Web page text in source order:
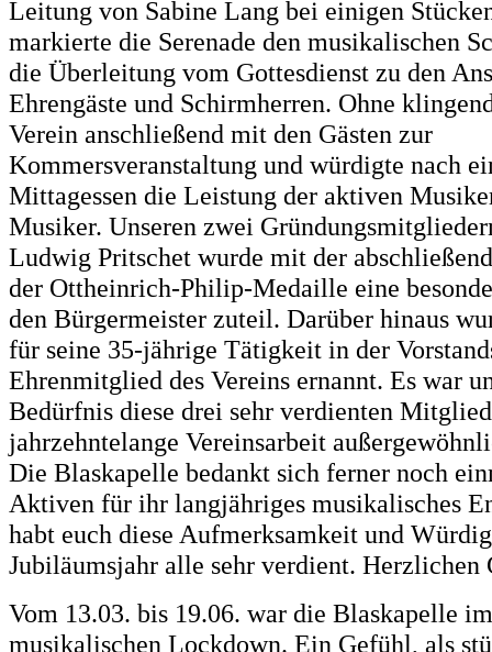
Leitung von Sabine Lang bei einigen
markierte die Serenade den musikalischen
die Überleitung vom Gottesdienst zu den
Ehrengäste und Schirmherren. Ohne
Verein anschließend mit den Gästen zur
Kommersveranstaltung und würdigte nach
Mittagessen die Leistung der aktiven
Musiker. Unseren zwei
Ludwig Pritschet wurde mit der
der Ottheinrich-Philip-Medaille eine
den Bürgermeister zuteil. Darüber hinaus
für seine 35-jährige Tätigkeit in der
Ehrenmitglied des Vereins ernannt. Es war
Bedürfnis diese drei sehr verdienten
jahrzehntelange Vereinsarbeit
Die Blaskapelle bedankt sich ferner noch
Aktiven für ihr langjähriges musikalisches
habt euch diese Aufmerksamkeit und
Jubiläumsjahr alle sehr verdient.
Vom 13.03. bis 19.06. war die Blaskapelle
musikalischen Lockdown. Ein Gefühl, als